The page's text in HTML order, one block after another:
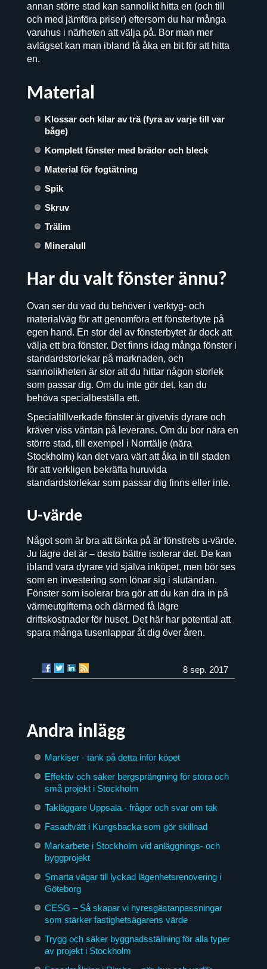
annan större stad kan sannolikt hitta en (och till
och med jämföra priser) eftersom du har många
varuhus i närheten att välja på. Bor man mer
avlägset kan man ibland få åka en bit för att hitta
en.
Material
Klossar och kilar av trä (fyra av varje till var
båge)
Komplett fönster med brädor och bleck
Material för fogtätning
Spik
Skruv
Trälim
Mineralull
Har du valt fönster ännu?
Ovan ser du vad du behöver i verktyg- och
materialväg för att genomföra ett fönsterbyte på
egen hand. En stor del av fönsterbytet är dock att
välja ett bra fönster. Det finns idag många fönster i
standardstorlekar på marknaden, och
sannolikheten är stor att du hittar någon storlek
som passar dig. Om du inte gör det, kan du
behöva specialbeställa ett.
Specialtillverkade fönster är givetvis dyrare och
kräver viss väntan på leverans. Om du bor nära en
större stad, till exempel i Norrtälje (nära
Stockholm) kan det vara värt att åka in till staden
för att verkligen bekräfta huruvida
standardstorlekar som passar dig finns eller inte.
U-värde
Något som är bra att tänka på är fönstrets u-värde.
Ju lägre det är – desto bättre isolerar det. De kan
ibland vara dyrare vid själva inköpet, men bör ses
som en investering som lönar sig i slutändan.
Fönster som isolerar bra gör att du kan dra in på
värmeutgifterna och därmed få lägre
driftskostnader för huset. Det här har potential att
spara många tusenlappar åt dig över åren.
8 sep. 2017
Andra inlägg
Markiser - tänk på detta inför köpet
Effektiv och säker bergsprängning för stora och
små projekt i Stockholm
Takläggare Uppsala - frågor och svar om tak
Fasadtvätt i Kungsbacka som gör skillnad
Markarbete i Stockholm vid anläggnings- och
byggprojekt
Smarta vägar till lyckad lägenhetsrenovering i
Göteborg
CESG – Så skapar vi hyresgästanpassningar
som stärker fastighetsägarens värde
Trygg och säker byggnadsställning för alla typer
av projekt i Stockholm